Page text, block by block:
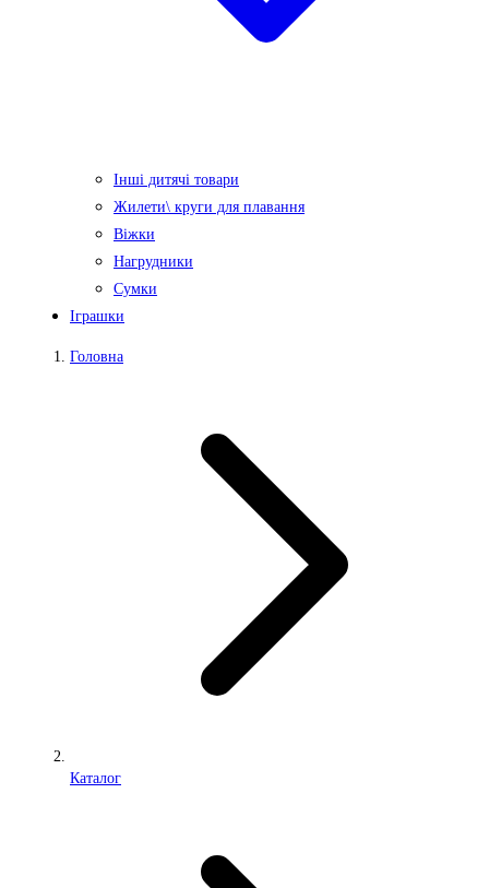
Інші дитячі товари
Жилети\ круги для плавання
Віжки
Нагрудники
Сумки
Іграшки
Головна
Каталог